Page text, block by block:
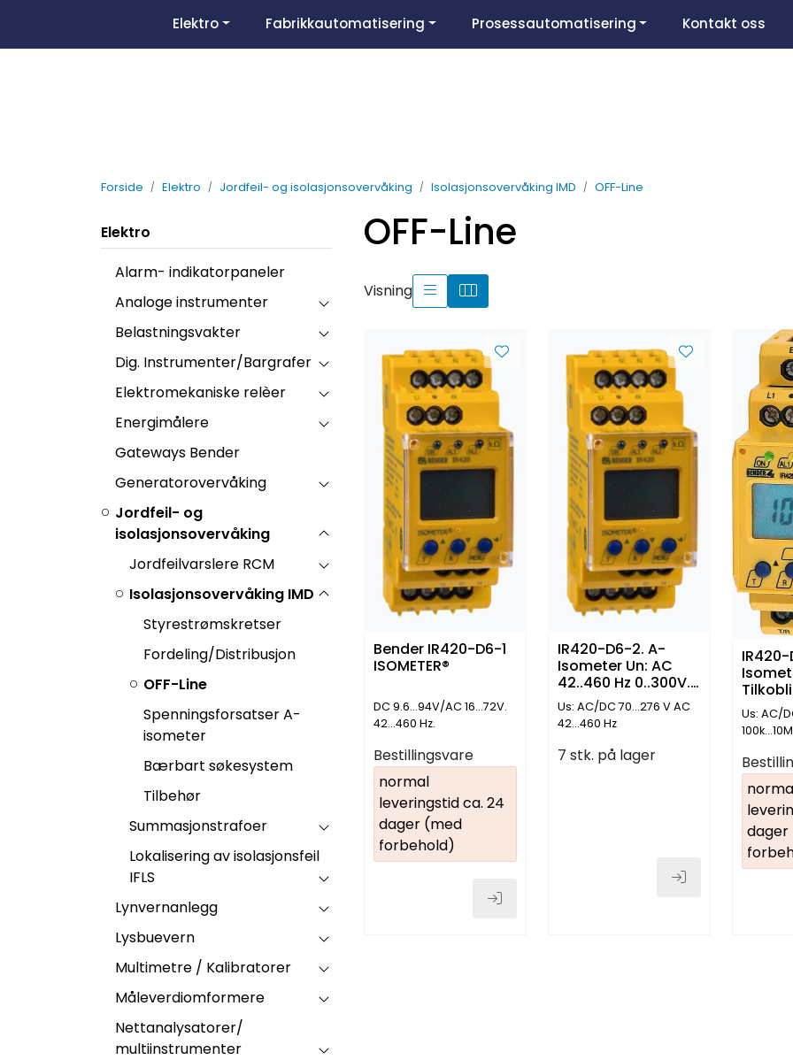
Elektro Fabrikkautomatisering Prosessautomatisering Kontakt oss
Forside Elektro Jordfeil- og isolasjonsovervåking Isolasjonsovervåking IMD OFF-Line
Elektro
Alarm- indikatorpaneler
Analoge instrumenter
Belastningsvakter
Dig. Instrumenter/Bargrafer
Elektromekaniske relèer
Energimålere
Gateways Bender
Generatorovervåking
Jordfeil- og
isolasjonsovervåking
Jordfeilvarslere RCM
Isolasjonsovervåking IMD
Styrestrømskretser
Fordeling/Distribusjon
OFF-Line
Spenningsforsatser A-
isometer
Bærbart søkesystem
Tilbehør
Summasjonstrafoer
Lokalisering av isolasjonsfeil
IFLS
Lynvernanlegg
Lysbuevern
Multimetre / Kalibratorer
Måleverdiomformere
Nettanalysatorer/
multiinstrumenter
OFF-Line
Visning
Bender IR420-D6-1
ISOMETER®
DC 9.6...94V/AC 16...72V.
42...460 Hz.
Bestillingsvare
normal
leveringstid ca. 24
dager (med
forbehold)
IR420-D6-2. A-
Isometer Un: AC
42..460 Hz 0..300V.
Tilkobling via
fjærklemmer
Us: AC/DC 70...276 V AC
42...460 Hz
7 stk. på lager
IR420-
485
Us: AC/
dager